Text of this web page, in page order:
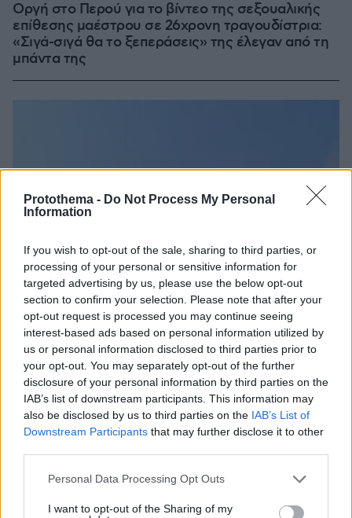
Protothema - Do Not Process My Personal
Information
If you wish to opt-out of the sale, sharing to third parties, or
processing of your personal or sensitive information for
targeted advertising by us, please use the below opt-out
section to confirm your selection. Please note that after your
opt-out request is processed you may continue seeing
interest-based ads based on personal information utilized by
us or personal information disclosed to third parties prior to
your opt-out. You may separately opt-out of the further
disclosure of your personal information by third parties on the
IAB’s list of downstream participants. This information may
also be disclosed by us to third parties on the IAB’s List of
Downstream Participants that may further disclose it to other
Please note that this website/app uses one or more Google
not limited to your visit or usage behaviour. You may click to
Personal Data Processing Opt Outs
I want to opt-out of the Sharing of my
Οργή στο Περού για το βίντεο της σεξουαλικής
επίθεσης μαέστρου σε 26χρονη τραγουδίστρια:
«Σιγά-σιγά θα το ξεπεράσεις» της έλεγαν από τη
μπάντα της
Προφυλακίστηκαν ο δήμαρχος Στυλίδας και δύο
ακόμη κατηγορούμενοι για την πυρκαγιά στη